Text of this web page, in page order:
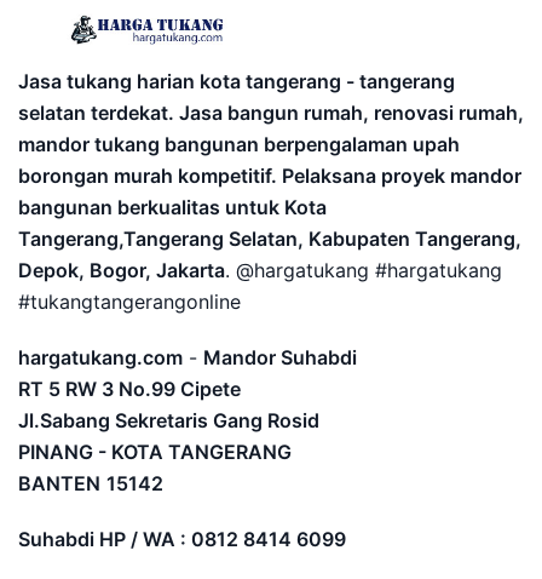
Jasa tukang harian kota tangerang - tangerang
selatan terdekat. Jasa bangun rumah, renovasi rumah,
mandor tukang bangunan berpengalaman upah
borongan murah kompetitif. Pelaksana proyek mandor
bangunan berkualitas untuk Kota
Tangerang,Tangerang Selatan, Kabupaten Tangerang,
Depok, Bogor, Jakarta. @hargatukang #hargatukang
#tukangtangerangonline
hargatukang.com - Mandor Suhabdi
RT 5 RW 3 No.99 Cipete
Jl.Sabang Sekretaris Gang Rosid
PINANG - KOTA TANGERANG
BANTEN 15142
Suhabdi HP / WA : 0812 8414 6099